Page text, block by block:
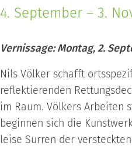
4. September – 3.
Vernissage: Montag, 2.
Nils Völker schafft
reflektierenden
im Raum. Völkers Arbeiten
beginnen sich die
leise Surren der